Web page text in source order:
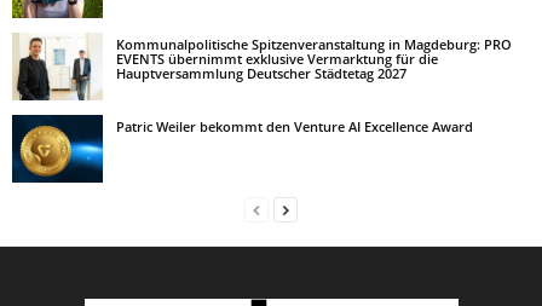
Kommunalpolitische Spitzenveranstaltung in Magdeburg: PRO
EVENTS übernimmt exklusive Vermarktung für die
Hauptversammlung Deutscher Städtetag 2027
Patric Weiler bekommt den Venture AI Excellence Award